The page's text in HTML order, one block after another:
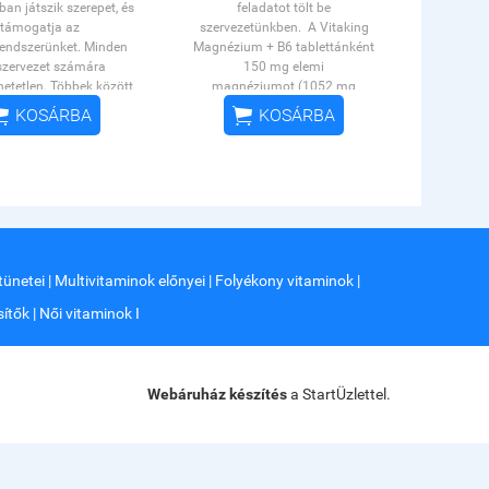
játszik szerepet, és
támogatja az
Minden
számára
Többek között
a normál szénhidrát-
hozzájárul a haj,
KOSÁRBA
feladatot tölt be
szervezetünkben. A Vitaking
Magnézium + B6 tablettánként
150 mg elemi
magnéziumot (1052 mg
magnézium citrátból) és 6 mg
B6 vitamint tartalmaz! A
 KOSÁRBA
| Multivitaminok előnyei | Folyékony vitaminok |
| Női vitaminok I
Webáruház készítésa StartÜzlettel.